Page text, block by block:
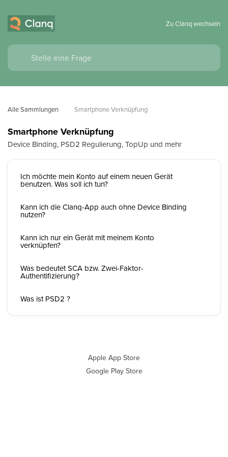
Zu Clanq wechseln
Alle Sammlungen Smartphone Verknüpfung
Smartphone Verknüpfung
Device Binding, PSD2 Regulierung, TopUp und mehr
Ich möchte mein Konto auf einem neuen Gerät
benutzen. Was soll ich tun?
Kann ich die Clanq-App auch ohne Device Binding
nutzen?
Kann ich nur ein Gerät mit meinem Konto
verknüpfen?
Was bedeutet SCA bzw. Zwei-Faktor-
Authentifizierung?
Was ist PSD2 ?
Apple App Store
Google Play Store